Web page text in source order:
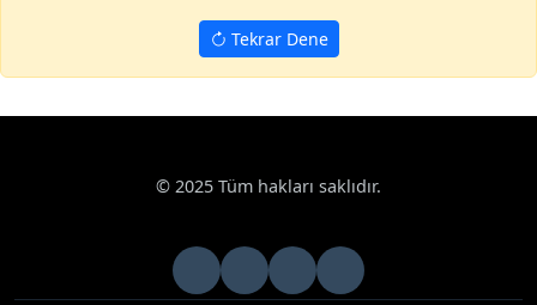
Tekrar Dene
© 2025 Tüm hakları saklıdır.